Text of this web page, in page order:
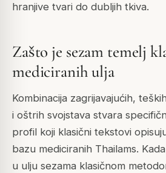
hranjive tvari do dubljih tkiva.
Zašto je sezam temelj
mediciranih ulja
Kombinacija zagrijavajućih,
i oštrih svojstava stvara
profil koji klasični tekstovi
bazu mediciranih Thailams.
u ulju sezama klasičnom